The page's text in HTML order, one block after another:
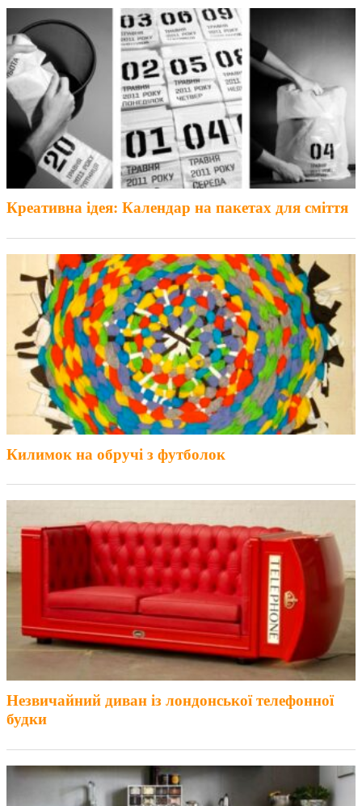
Креативна ідея: Календар на пакетах для сміття
Килимок на обручі з футболок
Незвичайний диван із лондонської телефонної
будки